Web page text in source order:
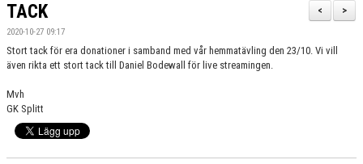
INTRESSEANMÄLAN
SHOP
GRUPPER OCH TIDER
STÖDMEDLEM
>
<
TACK
2020-10-27 09:17
Stort tack för era donationer i samband med vår hemmatävling den 23/10. Vi vill
även rikta ett stort tack till Daniel Bodewall för live streamingen.
Mvh
GK Splitt